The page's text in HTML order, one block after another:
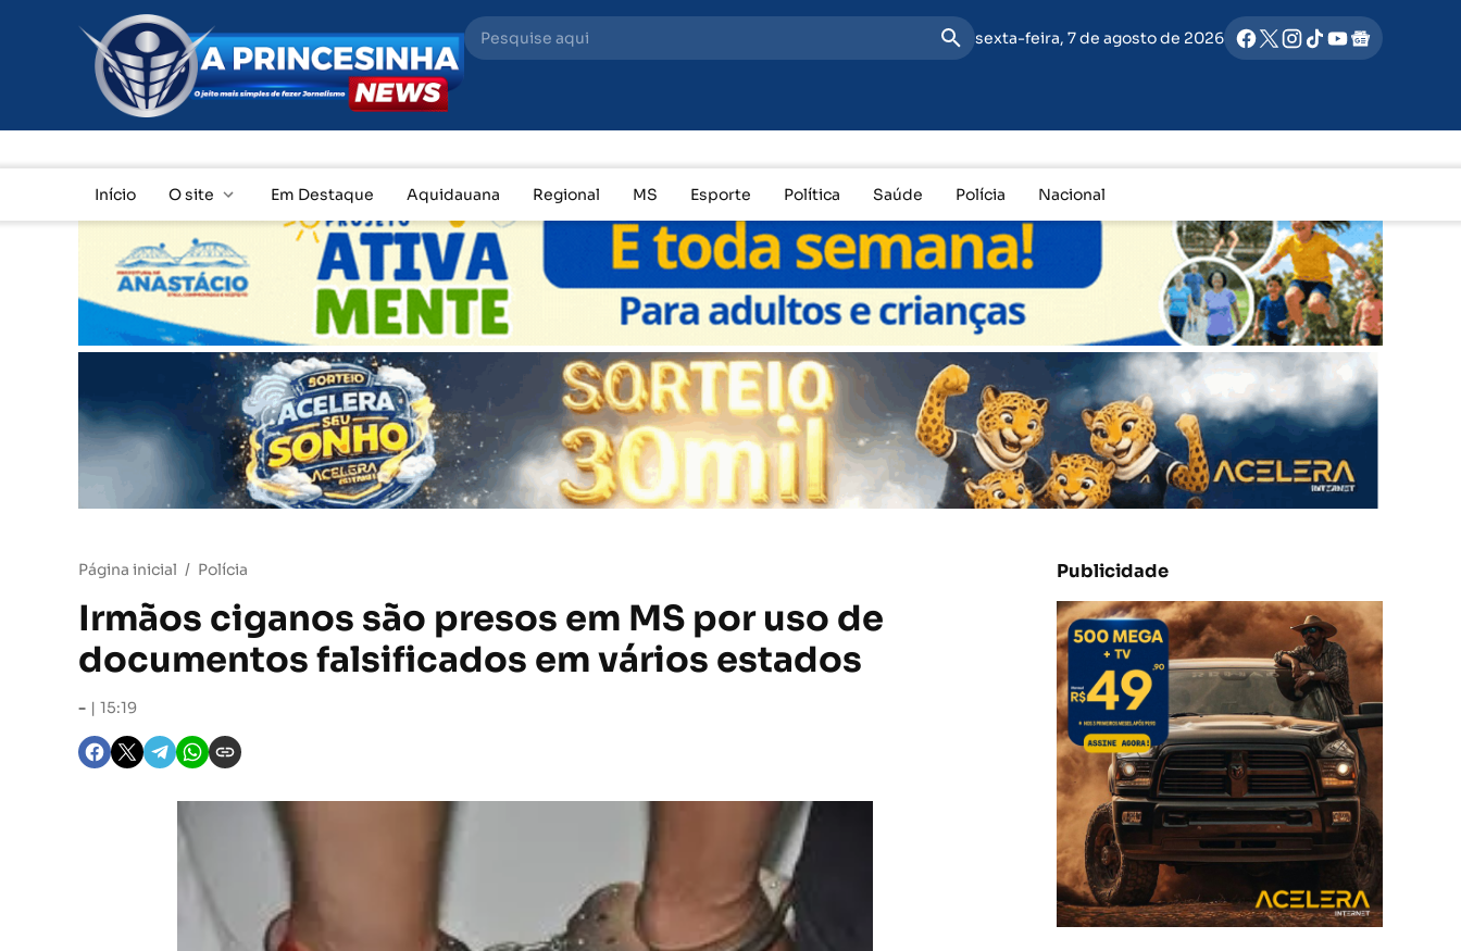
ÚLTIMAS
Engavetamento entre quatro caminhões deixa vários feridos na BR-376,
sexta-feira, 7 de agosto de 2026
Início O site Em Destaque Aquidauana Regional MS Esporte Política Saúde Polícia Nacional
Página inicial Polícia
Irmãos ciganos são presos em MS por uso de
documentos falsificados em vários estados
- 15:19
Publicidade